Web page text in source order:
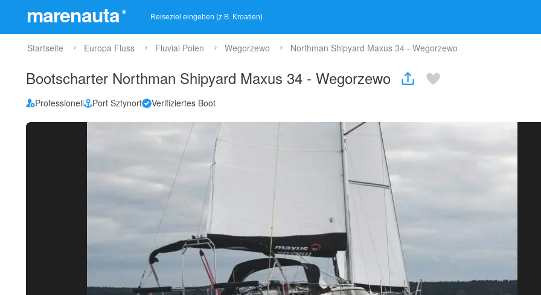
marenauta ®
Startseite Europa Fluss Fluvial Polen Wegorzewo Northman Shipyard Maxus 34 - Wegorzewo
Bootscharter Northman Shipyard Maxus 34 - Wegorzewo
Professionell Port Sztynort Verifiziertes Boot